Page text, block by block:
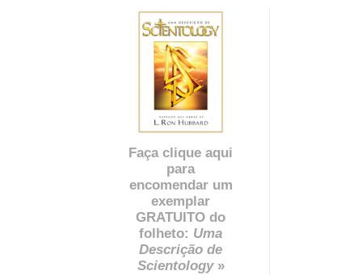
Faça clique aqui
para
encomendar um
exemplar
GRATUITO do
folheto: Uma
Descrição de
Scientology»